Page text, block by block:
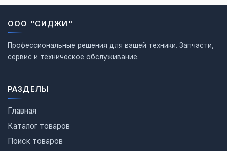
ООО "СИДЖИ"
Профессиональные решения для вашей техники. Запчасти,
сервис и техническое обслуживание.
РАЗДЕЛЫ
Главная
Каталог товаров
Поиск товаров